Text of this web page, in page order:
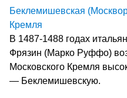
Беклемишевская
Кремля
В 1487-1488 годах
Фрязин (Марко Руффо)
Московского Кремля
— Беклемишевскую.